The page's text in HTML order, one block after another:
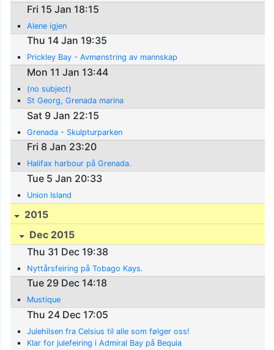
Fri 15 Jan 18:15
Alene igjen
Thu 14 Jan 19:35
Prickley Bay - Avmønstring av mannskap
Mon 11 Jan 13:44
(no subject)
St Georg, Grenada marina
Sat 9 Jan 22:15
Grenada - Skulpturparken
Fri 8 Jan 23:20
Halifax harbour på Grenada.
Tue 5 Jan 20:33
Union Island
2015
Dec 2015
Thu 31 Dec 19:38
Nyttårsfeiring på Tobago Kays.
Tue 29 Dec 14:18
Mustique
Thu 24 Dec 17:05
Julehilsen fra Celsius til alle som følger oss!
Klar for julefeiring i Admiral Bay på Bequia